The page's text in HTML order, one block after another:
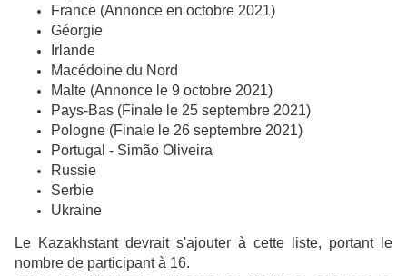
France (Annonce en octobre 2021)
Géorgie
Irlande
Macédoine du Nord
Malte (Annonce le 9 octobre 2021)
Pays-Bas (Finale le 25 septembre 2021)
Pologne (Finale le 26 septembre 2021)
Portugal - Simão Oliveira
Russie
Serbie
Ukraine
Le Kazakhstant devrait s'ajouter à cette liste, portant le
nombre de participant à 16.